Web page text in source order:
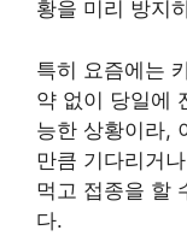
황을 미리 방지
특히 요즘에는
약 없이 당일에
능한 상황이라,
만큼 기다리거
먹고 접종을 할
다.